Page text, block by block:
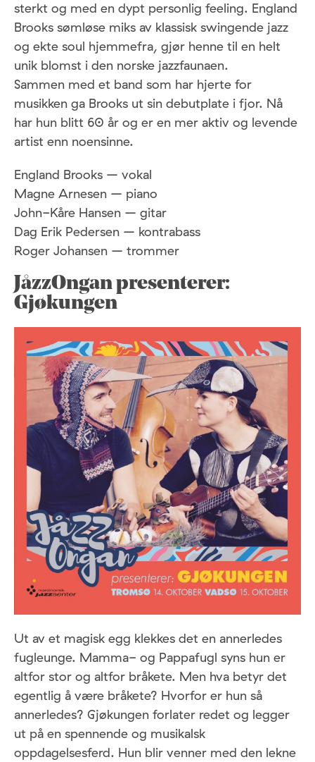
sterkt og med en dypt personlig feeling. England
Brooks sømløse miks av klassisk swingende jazz
og ekte soul hjemmefra, gjør henne til en helt
unik blomst i den norske jazzfaunaen.
Sammen med et band som har hjerte for
musikken ga Brooks ut sin debutplate i fjor. Nå
har hun blitt 60 år og er en mer aktiv og levende
artist enn noensinne.
England Brooks – vokal
Magne Arnesen – piano
John-Kåre Hansen – gitar
Dag Erik Pedersen – kontrabass
Roger Johansen – trommer
JåzzOngan presenterer:
Gjøkungen
Ut av et magisk egg klekkes det en annerledes
fugleunge. Mamma- og Pappafugl syns hun er
altfor stor og altfor bråkete. Men hva betyr det
egentlig å være bråkete? Hvorfor er hun så
annerledes? Gjøkungen forlater redet og legger
ut på en spennende og musikalsk
oppdagelsesferd. Hun blir venner med den lekne